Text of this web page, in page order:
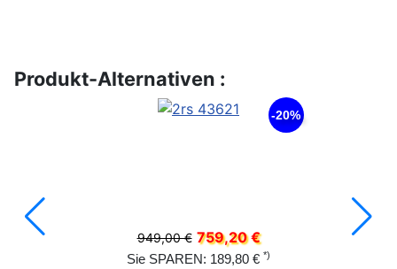
Produkt-Alternativen :
-20%
949,00 € 759,20 €
Sie SPAREN: 189,80 € *)